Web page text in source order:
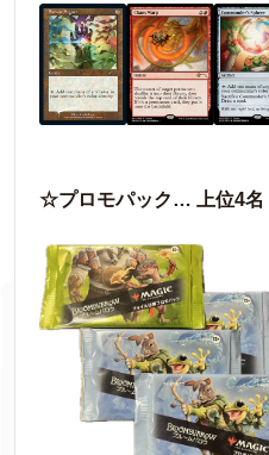
☆プロモパック… 上位4名